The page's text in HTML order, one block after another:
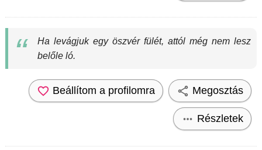
Ha levágjuk egy öszvér fülét, attól még nem lesz
belőle ló.
Beállítom a profilomra Megosztás
Részletek